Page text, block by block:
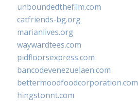
unboundedthefilm.com
catfriends-bg.org
marianlives.org
waywardtees.com
pidfloorsexpress.com
bancodevenezuelaen.com
bettermoodfoodcorporation.com
hingstonnt.com